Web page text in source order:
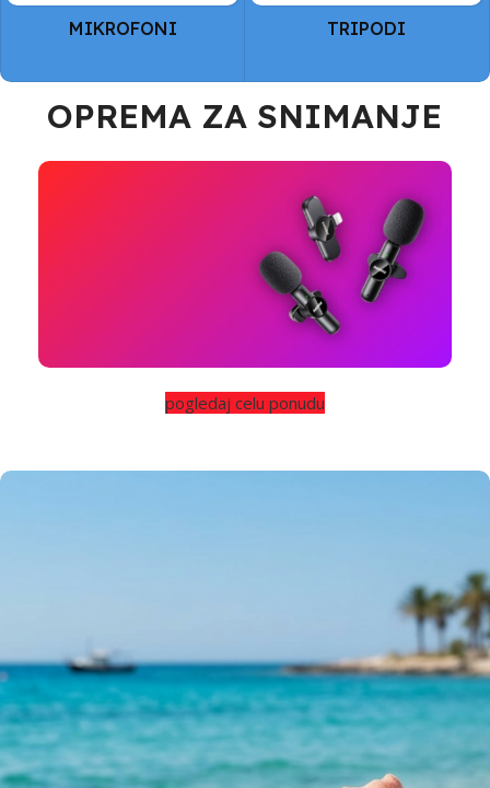
TRIPODI
VODOOTPORNE
OPREMA ZA SNIMANJE
Osvetljenje i stabilnost
pogledaj celu ponudu